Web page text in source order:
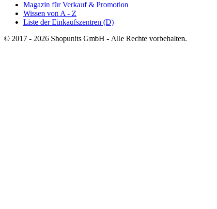
Magazin für Verkauf & Promotion
Wissen von A - Z
Liste der Einkaufszentren (D)
© 2017 - 2026 Shopunits GmbH - Alle Rechte vorbehalten.